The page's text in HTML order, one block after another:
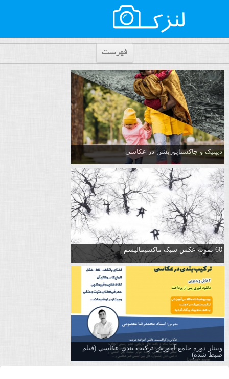
فهرست
دیپتیک و جاکستا‌پوزیشن در عکاسی
60 نمونه عکس سبک ماکسیمالیسم
وبینار دوره جامع آموزش تركيب بندي عكاسي (فیلم
ضبط شده)